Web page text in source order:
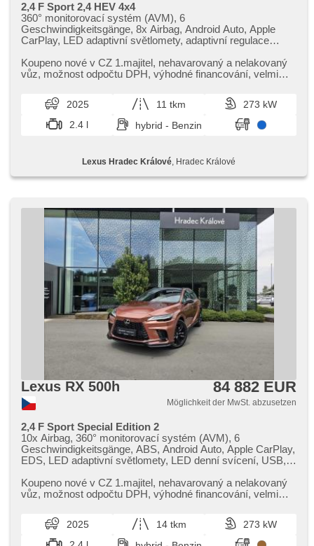
2,4 F Sport 2,4 HEV 4x4
360° monitorovací systém (AVM), 6
Geschwindigkeitsgänge, 8x Airbag, Android Auto, Apple
CarPlay, LED adaptivní světlomety, adaptivní regulace
Alarmanlage, asistent jízdy v jízdním pruhu,
Klimaautomatik, Automatikgetriebe, autom. einstellbares
Autoradio, bezdrátová nabíječka mobilních telefonů,
bezklíčové odemykání, Bluetooth, Zentralverriegelung,
täglich Leuchten, digitální přístrojová deska, digitální
přístrojový štít, Teilbare Rücksitzbank, El. Klappspiegel, El.
Anzeige, isofix, Klimaanlage, Alufelgen, Lenkrad einstellbar,
odvětrávaná sedadla, Bordcomputer, paměť nastavení
Antrieb 4x4, Servolenkung, Scheibenwischersensor,
Lichtsensor, Reifendrucksensor, Sportsitze, starten per
Taste, Tempomat, Außenthermometer, beheizte Sitze,
beheizte Spiegel, beheizte Frontscheibe, beheizte Lenkrad,
Ausziehbare Kopflehnen, höheneinstellbare Sitze,
höheneinstellbare Fahrersitz, řazení pádly pod volantem
Koupeno nové v CZ 1.majitel,​ nehavarovaný a nelakovaný
vůz,​ možnost odpočtu DPH,​ výhodné financování,​ velmi
2025 11 tkm
273 kW
2.4 l
hybrid - Benzin
Lexus Hradec Králové , Hradec Králové
Lexus RX 500h 84 882 EUR
Möglichkeit der MwSt. abzusetzen
2,4 F Sport Special Edition 2
10x Airbag, 360° monitorovací systém (AVM), 6
Geschwindigkeitsgänge, ABS, Android Auto, Apple CarPlay,
EDS, LED adaptivní světlomety, LED denní svícení, USB,
Geschwindigkeitsregelung, Fahrer-Airbag, Alarmanlage,
ambientní osvětlení interiéru, asistent jízdy v jízdním pruhu,
autom. Aktivation der Warnflutlicht, Klimaautomatik,
Automatikgetriebe, autom. einstellbares Lenkrad,
automatikparken, automatické přepínání dálkových světel,
Koupeno nové v CZ 1.majitel,​ nehavarovaný a nelakovaný
vůz,​ možnost odpočtu DPH,​ výhodné financování,​ velmi
2025 14 tkm
273 kW